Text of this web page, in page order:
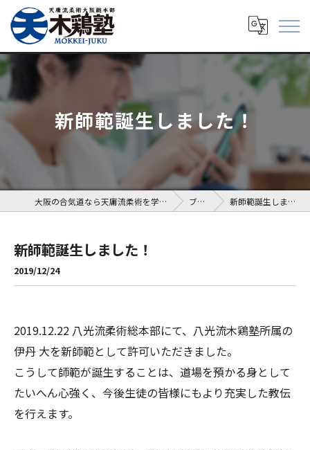
新師範誕生しました！
大阪の合気道なら天庸流柔術を学べる木鶏塾 ブログ 新師範誕生しました！
新師範誕生しました！
2019/12/24
2019.12.22 八光流柔術総本部にて、八光流木鶏塾所属の
伊丹 大を新師範として許可いただきました。
こうして師範が誕生することは、道場を預かる身として
たいへん心強く、今後生徒の皆様にもより充実した教伝
を行えます。